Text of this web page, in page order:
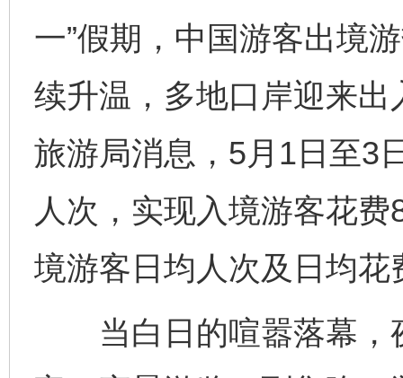
一”假期，中国游客出境
续升温，多地口岸迎来
旅游局消息，5月1日至3
人次，实现入境游客花
境游客日均人次及日均
当白日的喧嚣落幕，